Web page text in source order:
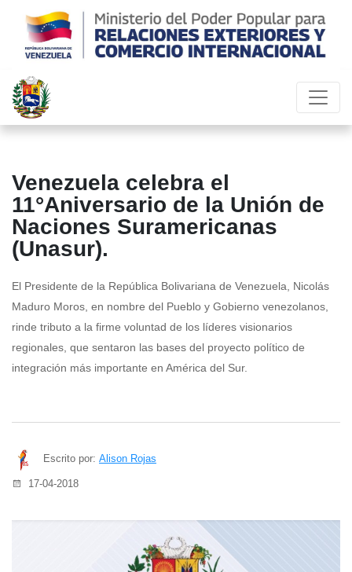
Venezuela celebra el
11°Aniversario de la Unión de
Naciones Suramericanas
(Unasur).
El Presidente de la República Bolivariana de Venezuela, Nicolás
Maduro Moros, en nombre del Pueblo y Gobierno venezolanos,
rinde tributo a la firme voluntad de los líderes visionarios
regionales, que sentaron las bases del proyecto político de
integración más importante en América del Sur.
Escrito por: Alison Rojas
17-04-2018